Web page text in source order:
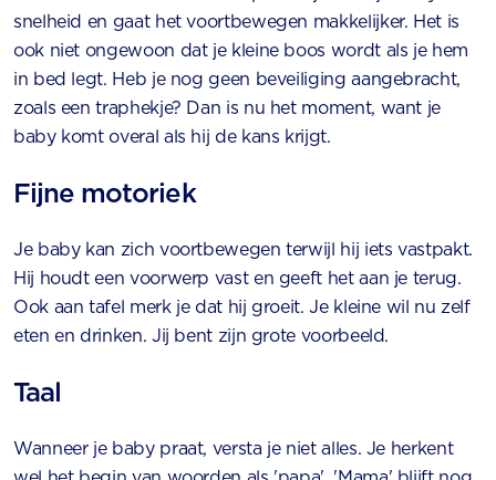
snelheid en gaat het voortbewegen makkelijker. Het is
ook niet ongewoon dat je kleine boos wordt als je hem
in bed legt. Heb je nog geen beveiliging aangebracht,
zoals een traphekje? Dan is nu het moment, want je
baby komt overal als hij de kans krijgt.
Fijne motoriek
Je baby kan zich voortbewegen terwijl hij iets vastpakt.
Hij houdt een voorwerp vast en geeft het aan je terug.
Ook aan tafel merk je dat hij groeit. Je kleine wil nu zelf
eten en drinken. Jij bent zijn grote voorbeeld.
Taal
Wanneer je baby praat, versta je niet alles. Je herkent